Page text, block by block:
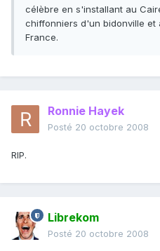
célèbre en s'installant au
chiffonniers d'un bidonville et
France.
Ronnie Hayek
Posté 20 octobre 2008
RIP.
Librekom
Posté 20 octobre 2008